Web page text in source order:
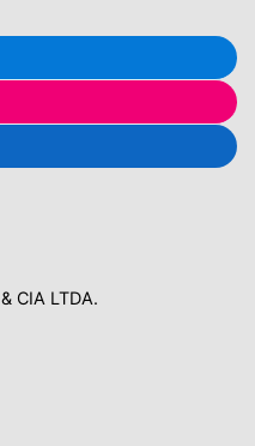
CIA LTDA.